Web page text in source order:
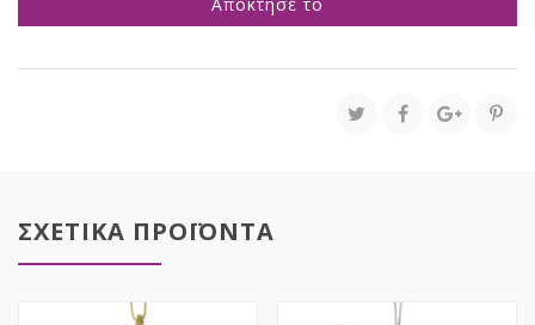
ΜΠΑΛΑ
ποσότητα
ΣΧΕΤΙΚΑ ΠΡΟΪΟΝΤΑ